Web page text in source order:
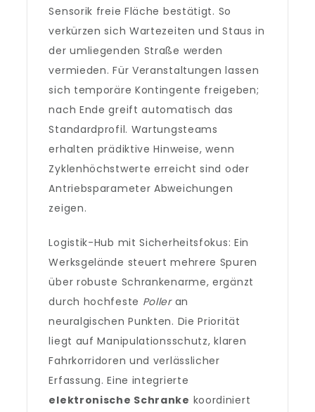
Sensorik freie Fläche bestätigt. So
verkürzen sich Wartezeiten und Staus in
der umliegenden Straße werden
vermieden. Für Veranstaltungen lassen
sich temporäre Kontingente freigeben;
nach Ende greift automatisch das
Standardprofil. Wartungsteams
erhalten prädiktive Hinweise, wenn
Zyklenhöchstwerte erreicht sind oder
Antriebsparameter Abweichungen
zeigen.
Logistik-Hub mit Sicherheitsfokus: Ein
Werksgelände steuert mehrere Spuren
über robuste Schrankenarme, ergänzt
durch hochfeste Polleran
neuralgischen Punkten. Die Priorität
liegt auf Manipulationsschutz, klaren
Fahrkorridoren und verlässlicher
Erfassung. Eine integrierte
elektronische Schranke koordiniert